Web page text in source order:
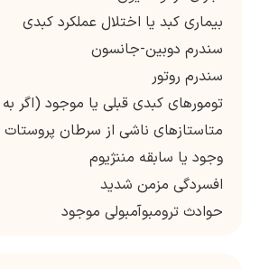
بیماری کبد یا اختلال عملکرد کبدی
سندرم دوبین-جانسون
سندرم روتور
تومورهای کبدی قبلی یا موجود (اگر
متاستازهای ناشی از سرطان پروستات
وجود یا سابقه مننژیوم
افسردگی مزمن شدید
حوادث ترومبوآمبولی موجود